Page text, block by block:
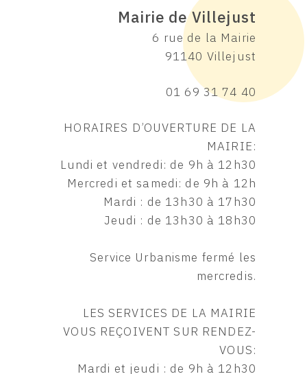
Mairie de Villejust
6 rue de la Mairie
91140 Villejust
01 69 31 74 40
HORAIRES D’OUVERTURE DE LA
MAIRIE:
Lundi et vendredi: de 9h à 12h30
Mercredi et samedi: de 9h à 12h
Mardi : de 13h30 à 17h30
Jeudi : de 13h30 à 18h30
Service Urbanisme fermé les
mercredis.
LES SERVICES DE LA MAIRIE
VOUS REÇOIVENT SUR RENDEZ-
VOUS:
Mardi et jeudi : de 9h à 12h30